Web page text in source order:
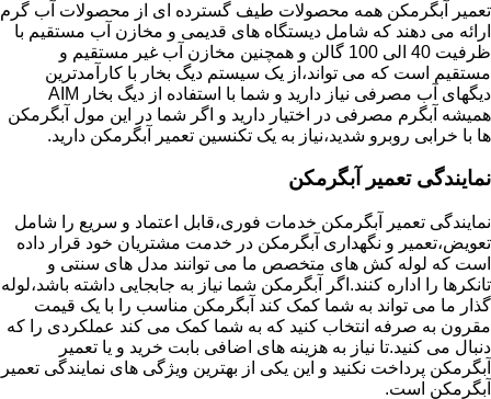
تعمیر آبگرمکن همه محصولات طیف گسترده ای از محصولات آب گرم
ارائه می دهند که شامل دیستگاه های قدیمی و مخازن آب مستقیم با
ظرفیت 40 الی 100 گالن و همچنین مخازن آب غیر مستقیم و
مستقیم است که می تواند،از یک سیستم دیگ بخار با کارآمدترین
دیگهای آب مصرفی نیاز دارید و شما با استفاده از دیگ بخار AIM
همیشه آبگرم مصرفی در اختیار دارید و اگر شما در این مول آبگرمکن
ها با خرابی روبرو شدید،نیاز به یک تکنسین تعمیر آبگرمکن دارید.
نمایندگی تعمیر آبگرمکن
نمایندگی تعمیر آبگرمکن خدمات فوری،قابل اعتماد و سریع را شامل
تعویض،تعمیر و نگهداری آبگرمکن در خدمت مشتریان خود قرار داده
است که لوله کش های متخصص ما می توانند مدل های سنتی و
تانکرها را اداره کنند.اگر آبگرمکن شما نیاز به جابجایی داشته باشد،لوله
گذار ما می تواند به شما کمک کند آبگرمکن مناسب را با یک قیمت
مقرون به صرفه انتخاب کنید که به شما کمک می کند عملکردی را که
دنبال می کنید.تا نیاز به هزینه های اضافی بابت خرید و یا تعمیر
آبگرمکن پرداخت نکنید و این یکی از بهترین ویژگی های نمایندگی تعمیر
آبگرمکن است.